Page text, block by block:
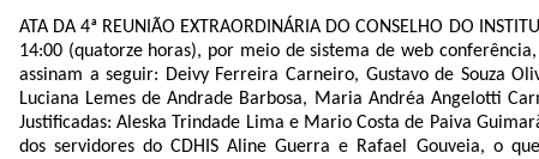
ATA DA 4ª REUNIÃO EXTRAORDINÁRIA DO CONSELHO DO
14:00 (quatorze horas), por meio de sistema de web
assinam a seguir: Deivy Ferreira Carneiro, Gustavo de Souza
Luciana Lemes de Andrade Barbosa, Maria Andréa Angelotti
Justificadas: Aleska Trindade Lima e Mario Costa de Paiva
dos servidores do CDHIS Aline Guerra e Rafael Gouveia, o